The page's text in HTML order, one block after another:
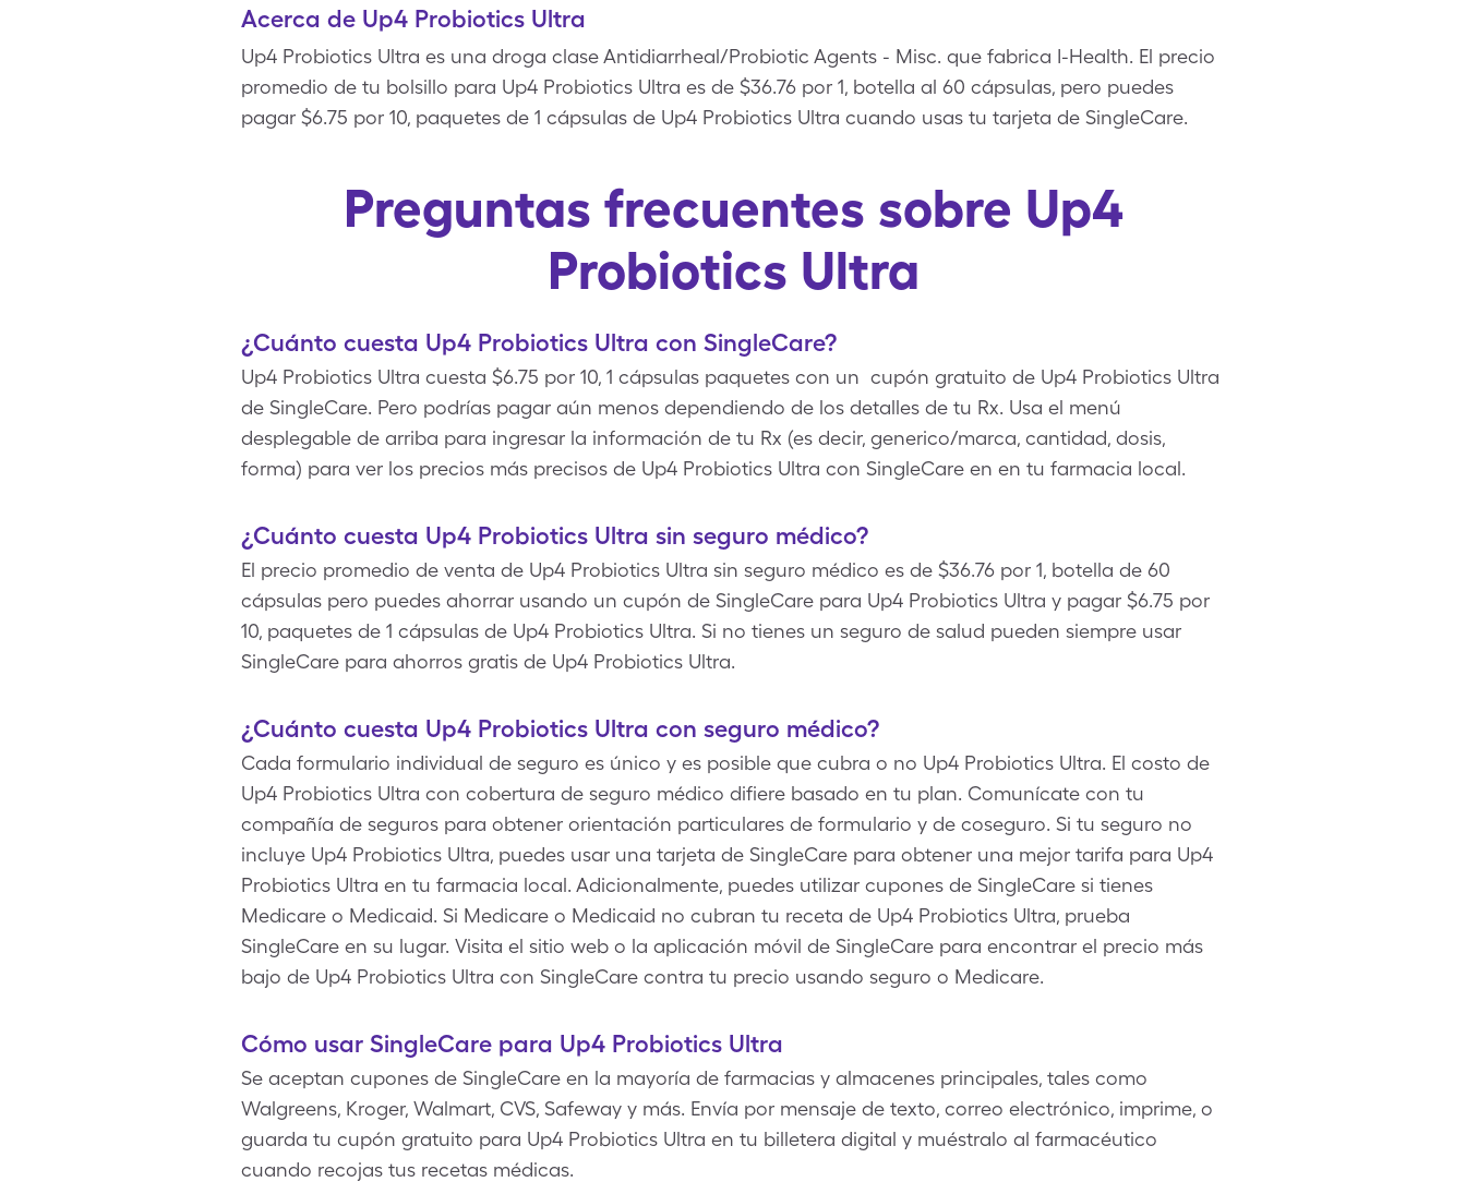
Acerca de Up4 Probiotics Ultra
Up4 Probiotics Ultra es una droga clase Antidiarrheal/Probiotic Agents - Misc. que fabrica I-Health. El precio
promedio de tu bolsillo para Up4 Probiotics Ultra es de $36.76 por 1, botella al 60 cápsulas, pero puedes
pagar $6.75 por 10, paquetes de 1 cápsulas de Up4 Probiotics Ultra cuando usas tu tarjeta de SingleCare.
Preguntas frecuentes sobre Up4
Probiotics Ultra
¿Cuánto cuesta Up4 Probiotics Ultra con SingleCare?
Up4 Probiotics Ultra cuesta $6.75 por 10, 1 cápsulas paquetes con un cupón gratuito de Up4 Probiotics Ultra
de SingleCare. Pero podrías pagar aún menos dependiendo de los detalles de tu Rx. Usa el menú
desplegable de arriba para ingresar la información de tu Rx (es decir, generico/marca, cantidad, dosis,
forma) para ver los precios más precisos de Up4 Probiotics Ultra con SingleCare en en tu farmacia local.
¿Cuánto cuesta Up4 Probiotics Ultra sin seguro médico?
El precio promedio de venta de Up4 Probiotics Ultra sin seguro médico es de $36.76 por 1, botella de 60
cápsulas pero puedes ahorrar usando un cupón de SingleCare para Up4 Probiotics Ultra y pagar $6.75 por
10, paquetes de 1 cápsulas de Up4 Probiotics Ultra. Si no tienes un seguro de salud pueden siempre usar
SingleCare para ahorros gratis de Up4 Probiotics Ultra.
¿Cuánto cuesta Up4 Probiotics Ultra con seguro médico?
Cada formulario individual de seguro es único y es posible que cubra o no Up4 Probiotics Ultra. El costo de
Up4 Probiotics Ultra con cobertura de seguro médico difiere basado en tu plan. Comunícate con tu
compañía de seguros para obtener orientación particulares de formulario y de coseguro. Si tu seguro no
incluye Up4 Probiotics Ultra, puedes usar una tarjeta de SingleCare para obtener una mejor tarifa para Up4
Probiotics Ultra en tu farmacia local. Adicionalmente, puedes utilizar cupones de SingleCare si tienes
Medicare o Medicaid. Si Medicare o Medicaid no cubran tu receta de Up4 Probiotics Ultra, prueba
SingleCare en su lugar. Visita el sitio web o la aplicación móvil de SingleCare para encontrar el precio más
bajo de Up4 Probiotics Ultra con SingleCare contra tu precio usando seguro o Medicare.
Cómo usar SingleCare para Up4 Probiotics Ultra
Se aceptan cupones de SingleCare en la mayoría de farmacias y almacenes principales, tales como
Walgreens, Kroger, Walmart, CVS, Safeway y más. Envía por mensaje de texto, correo electrónico, imprime, o
guarda tu cupón gratuito para Up4 Probiotics Ultra en tu billetera digital y muéstralo al farmacéutico
cuando recojas tus recetas médicas.